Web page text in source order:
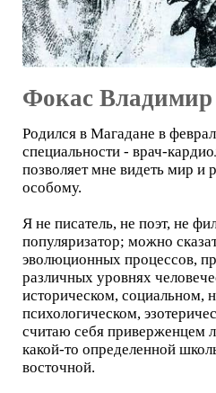
Фокас Владимир
Родился в Магадане в
специальности - врач-
позволяет мне видеть мир и
особому.
Я не писатель, не поэт, не
популяризатор; можно
эволюционных процессов,
различных уровнях
историческом, социальном,
психологическом,
считаю себя приверженцем
какой-то определенной
восточной.